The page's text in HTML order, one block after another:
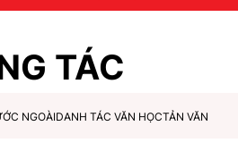
TÁC
NGOÀIDANH TÁC VĂN HỌCTẢN VĂN